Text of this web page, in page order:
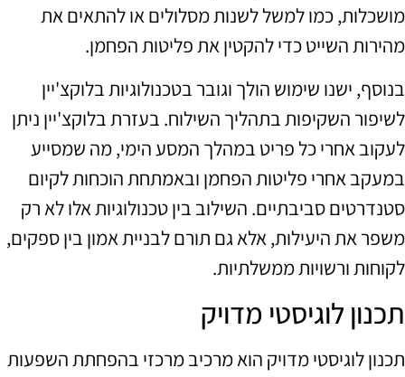
מושכלות, כמו למשל לשנות מסלולים או להתאים את
מהירות השייט כדי להקטין את פליטות הפחמן.
בנוסף, ישנו שימוש הולך וגובר בטכנולוגיות בלוקצ'יין
לשיפור השקיפות בתהליך השילוח. בעזרת בלוקצ'יין ניתן
לעקוב אחרי כל פריט במהלך המסע הימי, מה שמסייע
במעקב אחרי פליטות הפחמן ובאמתחת הוכחות לקיום
סטנדרטים סביבתיים. השילוב בין טכנולוגיות אלו לא רק
משפר את היעילות, אלא גם תורם לבניית אמון בין ספקים,
לקוחות ורשויות ממשלתיות.
תכנון לוגיסטי מדויק
תכנון לוגיסטי מדויק הוא מרכיב מרכזי בהפחתת השפעות